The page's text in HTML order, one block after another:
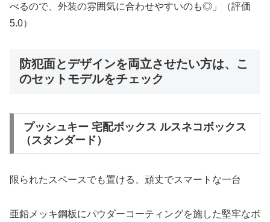
べるので、外装の雰囲気に合わせやすいのも◎」（評価
5.0）
防犯面とデザインを両立させたい方は、こ
のセットモデルをチェック
プッシュキー 宅配ボックス ルスネコボックス
（スタンダード）
限られたスペースでも置ける、頑丈でスマートな一台
亜鉛メッキ鋼板にパウダーコーティングを施した堅牢なボ